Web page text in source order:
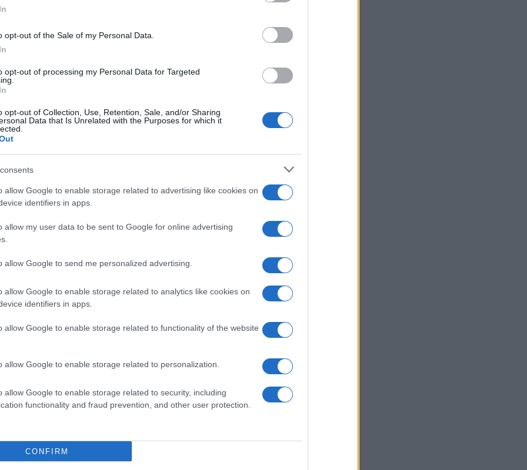
opt-out of the Sale of my Personal Data.
opt-out of processing my Personal Data for Targeted
opt-out of Collection, Use, Retention, Sale, and/or Sharing
Data that Is Unrelated with the Purposes for which it
allow Google to enable storage related to advertising like cookies on
identifiers in apps.
allow my user data to be sent to Google for online advertising
allow Google to send me personalized advertising.
allow Google to enable storage related to analytics like cookies on
identifiers in apps.
allow Google to enable storage related to functionality of the website
allow Google to enable storage related to personalization.
allow Google to enable storage related to security, including
functionality and fraud prevention, and other user protection.
CONFIRM
na vseh bencinskih servisih po državi, torej na
regulacije in omejevanja marž skupaj s širitvijo
trgovce na čelu s Petrolom.
do spora, Petrol pa je zaradi po njihovih navedbah
več ukrepov. Med drugim je začasno zaprl štiri manjše
pa z zaprtjem dodatnih.
za liter 95-oktanskega bencina odšteti okoli 1,517
kurilnega olja 1,190 evra.
izračunavajo na podlagi metodologije, ki temelji na
in gibanju tečaja dolar-evro. Modelske cene se izračunavajo
derivatov.
Preizkusi zdaj
goriv presenetljivo odločila hrvaška vlada
. Ta je
se je svetovni trg nafte stabiliziral. Je pa napovedala, da bo
cene preveč zvišale.